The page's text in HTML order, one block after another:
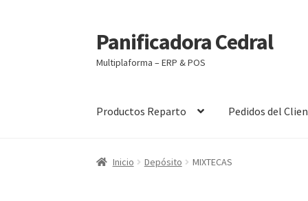
Ir
a
la
Ir
al
contenido
Panificadora Cedral
Multiplaforma – ERP & POS
Productos Reparto Pedidos del
Inicio Carrito Finalizar compra
Inicio Depósito MIXTECAS